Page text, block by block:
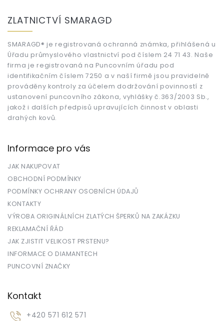
ZLATNICTVÍ SMARAGD
SMARAGD® je registrovaná ochranná známka, přihlášená u
Úřadu průmyslového vlastnictví pod číslem 24 71 43. Naše
firma je registrovaná na Puncovním úřadu pod
identifikačním číslem 7250 a v naší firmě jsou pravidelně
prováděny kontroly za účelem dodržování povinností z
ustanovení puncovního zákona, vyhlášky č.363/2003 Sb.,
jakož i dalších předpisů upravujících činnost v oblasti
drahých kovů.
Informace pro vás
JAK NAKUPOVAT
OBCHODNÍ PODMÍNKY
PODMÍNKY OCHRANY OSOBNÍCH ÚDAJŮ
KONTAKTY
VÝROBA ORIGINÁLNÍCH ZLATÝCH ŠPERKŮ NA ZAKÁZKU
REKLAMAČNÍ ŘÁD
JAK ZJISTIT VELIKOST PRSTENU?
INFORMACE O DIAMANTECH
PUNCOVNÍ ZNAČKY
Kontakt
+420 571 612 571